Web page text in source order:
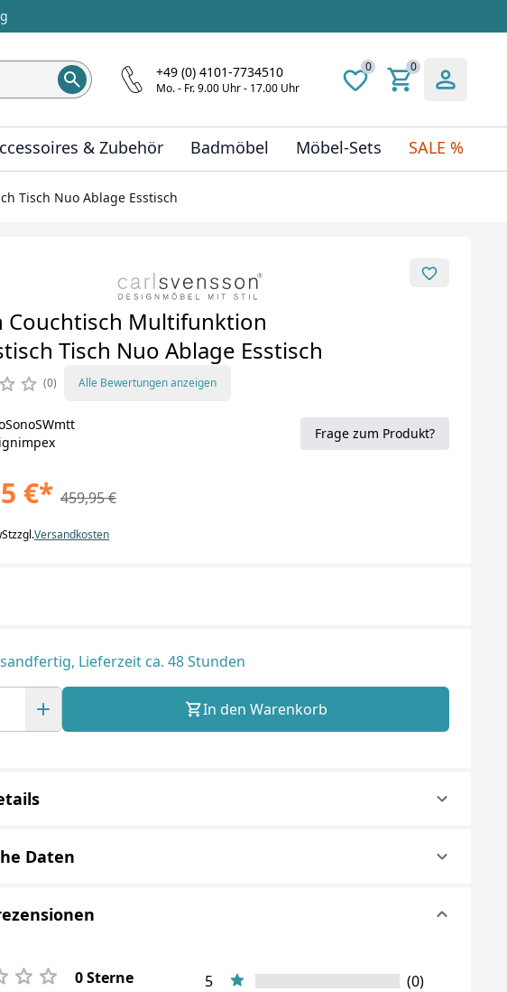
+49 (0) 4101-7734510
Mo. - Fr. 9.00 Uhr - 17.00 Uhr
0 0
& Zubehör Badmöbel Möbel-Sets SALE %
Tisch Nuo Ablage Esstisch
Couchtisch Multifunktion
Tisch Nuo Ablage Esstisch
0 Alle Bewertungen anzeigen
Frage zum Produkt?
€* 459,95 €
zzgl.Versandkosten
Lieferzeit ca. 48 Stunden
In den Warenkorb
Daten
0 Sterne 5
(0)